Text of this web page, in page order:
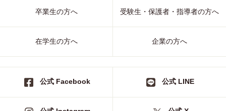
卒業生の方へ 受験生・保護者・指導者の方へ
在学生の方へ 企業の方へ
公式 Facebook 公式 LINE